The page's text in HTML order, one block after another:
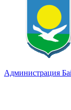
Администрация